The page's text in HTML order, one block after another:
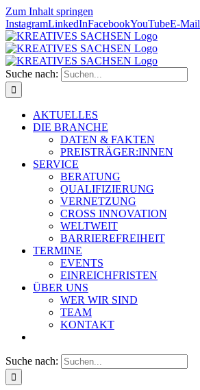
Zum Inhalt springen
InstagramLinkedInFacebookYouTubeE-Mail
Suche nach:
AKTUELLES
DIE BRANCHE
DATEN & FAKTEN
PREISTRÄGER:INNEN
SERVICE
BERATUNG
QUALIFIZIERUNG
VERNETZUNG
CROSS INNOVATION
WELTWEIT
BARRIEREFREIHEIT
TERMINE
EVENTS
EINREICHFRISTEN
ÜBER UNS
WER WIR SIND
TEAM
KONTAKT
Suche nach: